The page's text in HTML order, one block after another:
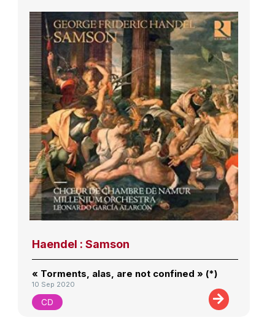
Haendel : Samson
« Torments, alas, are not confined » (*)
10 Sep 2020
CD